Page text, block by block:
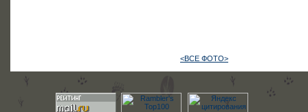
<ВСЕ ФОТО>